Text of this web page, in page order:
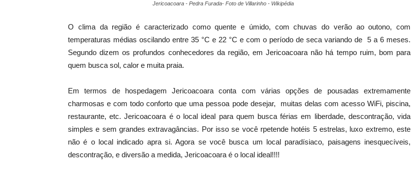
Jericoacoara - Pedra Furada- Foto de Villarinho - Wikipédia
O clima da região é caracterizado como quente e úmido, com chuvas do verão ao outono, com
temperaturas médias oscilando entre 35 °C e 22 °C e com o período de seca variando de 5 a 6 meses.
Segundo dizem os profundos conhecedores da região, em Jericoacoara não há tempo ruim, bom para
quem busca sol, calor e muita praia.
Em termos de hospedagem Jericoacoara conta com várias opções de pousadas extremamente
charmosas e com todo conforto que uma pessoa pode desejar, muitas delas com acesso WiFi, piscina,
restaurante, etc. Jericoacoara é o local ideal para quem busca férias em liberdade, descontração, vida
simples e sem grandes extravagâncias. Por isso se você rpetende hotéis 5 estrelas, luxo extremo, este
não é o local indicado apra si. Agora se você busca um local paradísiaco, paisagens inesquecíveis,
descontração, e diversão a medida, Jericoacoara é o local ideal!!!!